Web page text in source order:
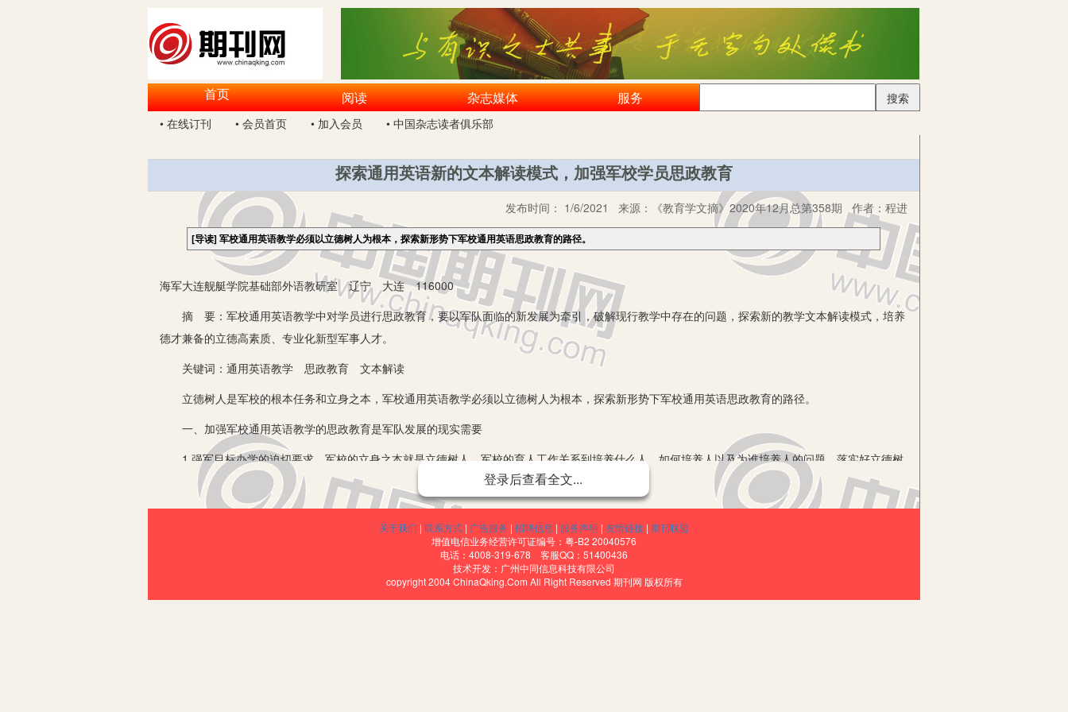
首页 阅读 杂志媒体 服务
搜索
• 在线订刊
• 会员首页 • 加入会员 • 中国杂志读者俱乐部
探索通用英语新的文本解读模式，加强军校学员思政教育
发布时间： 1/6/2021 来源： 《教育学文摘》2020年12月总第358期 作者： 程进
[导读]军校通用英语教学必须以立德树人为根本，探索新形势下军校通用英语思政教育的路径。
海军大连舰艇学院基础部外语教研室 辽宁 大连 116000
摘 要：军校通用英语教学中对学员进行思政教育，要以军队面临的新发展为牵引，破解现行教学中存在的问题，探索新的教学文本解读模式，培养
德才兼备的立德高素质、专业化新型军事人才。
关键词：通用英语教学 思政教育 文本解读
立德树人是军校的根本任务和立身之本，军校通用英语教学必须以立德树人为根本，探索新形势下军校通用英语思政教育的路径。
一、加强军校通用英语教学的思政教育是军队发展的现实需要
1.强军目标办学的迫切要求。军校的立身之本就是立德树人，军校的育人工作关系到培养什么人、如何培养人以及为谁培养人的问题，落实好立德树
人的根本任务是推动军校教育健康发展的必由之路。瞄准强军目标办学，聚焦能打胜仗育人。在院校期间，就应开始着力朝着军事发展方向，培养学员的
社会主义核心价值观。
2.军校通用英语课程的教学要求。以教育部高等院校大学外语教学指导委员会《大学英语教学指南》中所提出的英语语言知识、应用技能、学习策
略、跨文化交际和对外军事交流等方面的要求为根本遵循，将大学英语教学的工具性和人文性有机结合。在军校通用英语教学中，学员不仅需要掌握科学
文化知识，还需要具有高尚的道德品质，加强军校立德树人工作，引导学员在社会主义核心价值观的引领下健康成长，成为德才兼备、全面发展的人才。
登录后查看全文...
关于我们 | 联系方式 | 广告服务 | 招聘信息 | 服务声明 | 友情链接 | 期刊联盟
增值电信业务经营许可证编号：粤-B2 20040576
电话：4008-319-678 客服QQ：51400436
技术开发：广州中同信息科技有限公司
copyright 2004 ChinaQking.Com All Right Reserved 期刊网 版权所有